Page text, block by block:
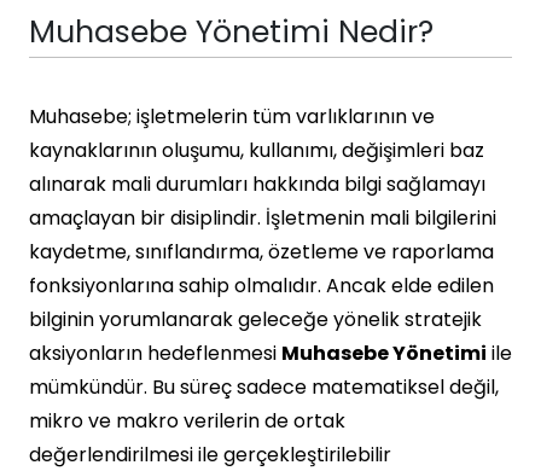
Muhasebe Yönetimi Nedir?
Muhasebe; işletmelerin tüm varlıklarının ve
kaynaklarının oluşumu, kullanımı, değişimleri baz
alınarak mali durumları hakkında bilgi sağlamayı
amaçlayan bir disiplindir. İşletmenin mali bilgilerini
kaydetme, sınıflandırma, özetleme ve raporlama
fonksiyonlarına sahip olmalıdır. Ancak elde edilen
bilginin yorumlanarak geleceğe yönelik stratejik
aksiyonların hedeflenmesi Muhasebe Yönetimi ile
mümkündür. Bu süreç sadece matematiksel değil,
mikro ve makro verilerin de ortak
değerlendirilmesi ile gerçekleştirilebilir